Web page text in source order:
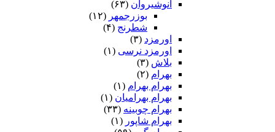
انوشیروان (۶۳)
بوزرجمهر (۱۲)
شطرنج (۴)
اورمزد (۳)
اورمزد نرسى‏ (۱)
بلاش (۳)
بهرام (۲)
بهرام بهرام (۱)
بهرام بهرامیان‏ (۱)
بهرام چوبینه (۳۳)
بهرام شاپور (۱)